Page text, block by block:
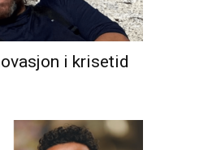
i krisetid